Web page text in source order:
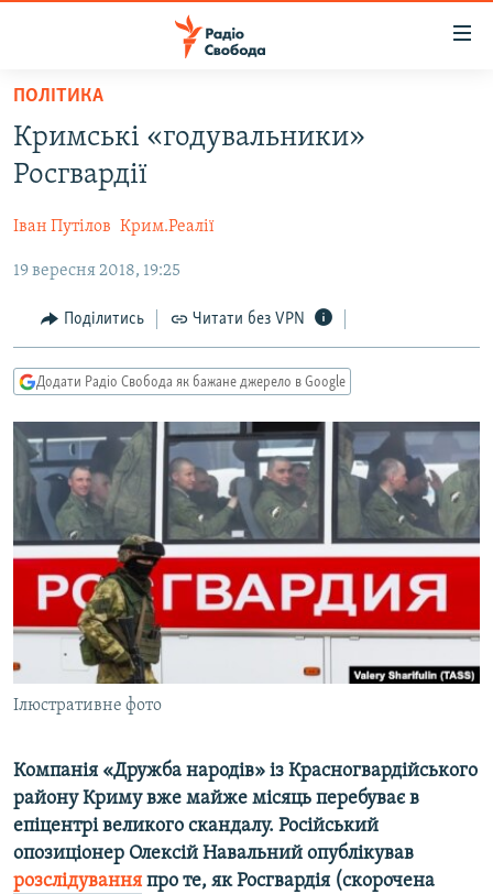
Перейти
основного
матеріалу
до
навігації
Перейти
пошуку
ВСЕ ЗА ДОБУ
ПОЛІТИКА
ЕКОНОМІКА
СУСПІЛЬСТВО
СПОРТ
УКРАЇНА
СВІТ
ВІЙНА
РОСІЙСЬКА «ФІЛЬТРАЦІЯ»
ДОНБАС.РЕАЛІЇ
КРИМ.РЕАЛІЇ
ТИ ЯК?
СХЕМИ
КИТАЙ.ВИКЛИКИ
МУЛЬТИМЕДІА
ФОТО
СПЕЦПРОЄКТИ
ПОДКАСТИ
УКР
КТАТ
ДОЛУЧАЙСЯ!
ПОЛІТИКА
Кримські «годувальники»
Росгвардії
Іван Путілов Крим.Реалії
19 вересня 2018, 19:25
Поділитись Читати без VPN
Додати Радіо Свобода як бажане джерело в Google
Ілюстративне фото
Компанія «Дружба народів» із Красногвардійського
району Криму вже майже місяць перебуває в
епіцентрі великого скандалу. Російський
опозиціонер Олексій Навальний опублікував
розслідування про те, як Росгвардія (скорочена